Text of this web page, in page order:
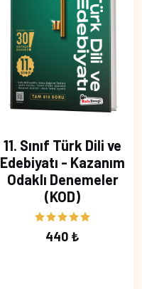
11. Sınıf Türk Dili ve
Edebiyatı - Kazanım
Odaklı Denemeler
(KOD)
440 ₺